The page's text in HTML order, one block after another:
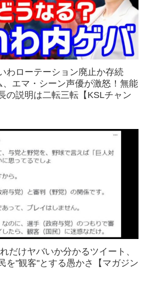
わローテーション廃止か存続
、エマ・シーン声優が激怒！無能
の説明は二転三転【KSLチャン
だけヤバいか分かるツイート、
を"観客"とする愚かさ【マガジン